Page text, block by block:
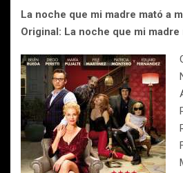
La noche que mi madre mató a
Original: La noche que mi madre